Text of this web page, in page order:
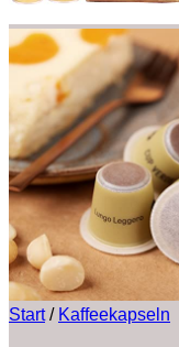
Start / Kaffeekapseln